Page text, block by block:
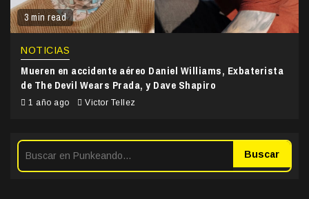
3 min read
NOTICIAS
Mueren en accidente aéreo Daniel Williams, Exbaterista
de The Devil Wears Prada, y Dave Shapiro
1 año ago Victor Tellez
Buscar